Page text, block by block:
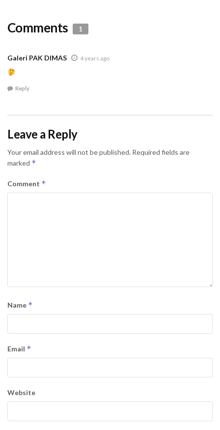
Comments 1
Galeri PAK DIMAS 4 years ago
Reply
Leave a Reply
Your email address will not be published. Required fields are
marked *
Comment *
Name *
Email *
Website